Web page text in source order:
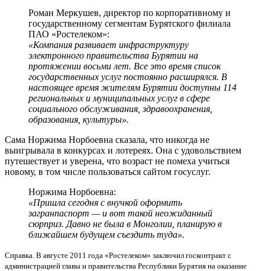
Роман Меркушев, директор по корпоративному и
государственному сегментам Бурятского филиала
ПАО «Ростелеком»:
«Компания развивает инфраструктуру
электронного правительства Бурятии на
протяжении восьми лет. Все это время список
государственных услуг постоянно расширялся. В
настоящее время жителям Бурятии доступны 114
региональных и муниципальных услуг в сфере
социального обслуживания, здравоохранения,
образования, культуры».
Сама Норжима Норбоевна сказала, что никогда не
выигрывала в конкурсах и лотереях. Она с удовольствием
путешествует и уверена, что возраст не помеха учиться
новому, в том числе пользоваться сайтом госуслуг.
Норжима Норбоевна:
«Пришла сегодня с внучкой оформить
загранпаспорт — и вот такой неожиданный
сюрприз. Давно не была в Монголии, планирую в
ближайшем будущем съездить туда».
Справка. В августе 2011 года «Ростелеком» заключил госконтракт с
администрацией главы и правительства Республики Бурятия на оказание